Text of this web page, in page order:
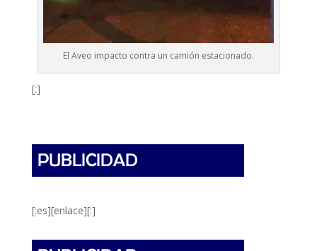
El Aveo impacto contra un camión estacionado.
[:]
[:es][enlace][:]